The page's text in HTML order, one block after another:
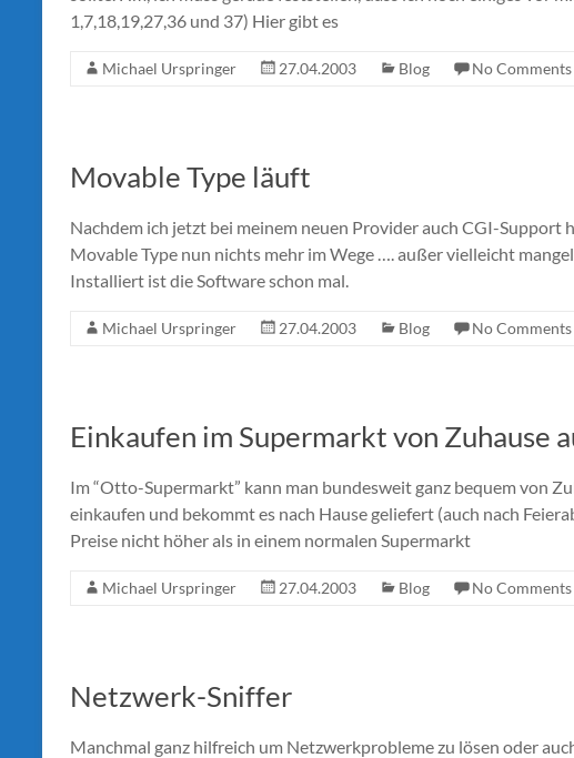
1,7,18,19,27,36 und 37) Hier gibt es
Michael Urspringer 27.04.2003 Blog No Comments
Movable Type läuft
Nachdem ich jetzt bei meinem neuen Provider auch CGI-Support
Movable Type nun nichts mehr im Wege …. außer vielleicht
Installiert ist die Software schon mal.
Michael Urspringer 27.04.2003 Blog No Comments
Einkaufen im Supermarkt von Zuhause
Im “Otto-Supermarkt” kann man bundesweit ganz bequem von
einkaufen und bekommt es nach Hause geliefert (auch nach
Preise nicht höher als in einem normalen Supermarkt
Michael Urspringer 27.04.2003 Blog No Comments
Netzwerk-Sniffer
Manchmal ganz hilfreich um Netzwerkprobleme zu lösen oder